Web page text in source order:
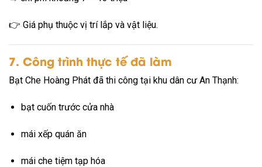
👉 Giá phụ thuộc vị trí lắp và vật liệu.
7. Công trình thực tế đã làm
Bạt Che Hoàng Phát đã thi công tại khu dân cư An Thạnh:
bạt cuốn trước cửa nhà
mái xếp quán ăn
mái che tiệm tạp hóa